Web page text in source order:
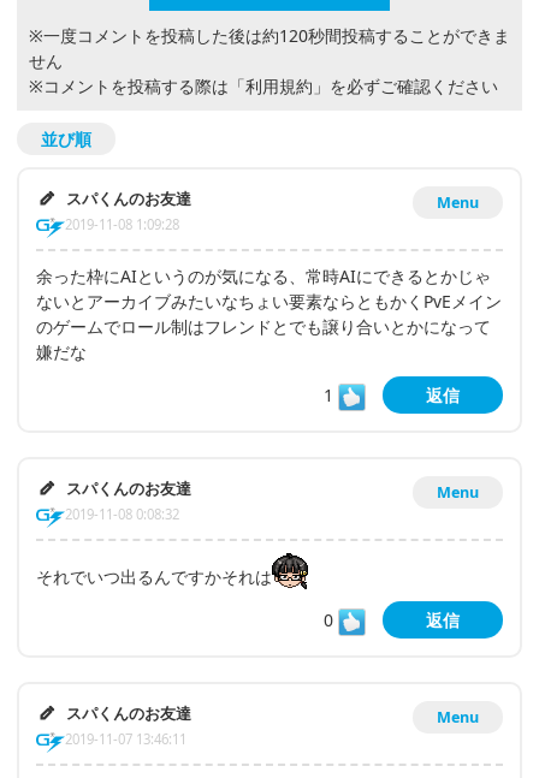
※一度コメントを投稿した後は約120秒間投稿することができま
せん
※コメントを投稿する際は 「利用規約」 を必ずご確認ください
並び順
Menu
スパくんのお友達
2019-11-08 1:09:28
余った枠にAIというのが気になる、常時AIにできるとかじゃ
ないとアーカイブみたいなちょい要素ならともかくPvEメイン
のゲームでロール制はフレンドとでも譲り合いとかになって
嫌だな
1
返信
Menu
スパくんのお友達
2019-11-08 0:08:32
それでいつ出るんですかそれは
0
返信
Menu
スパくんのお友達
2019-11-07 13:46:11